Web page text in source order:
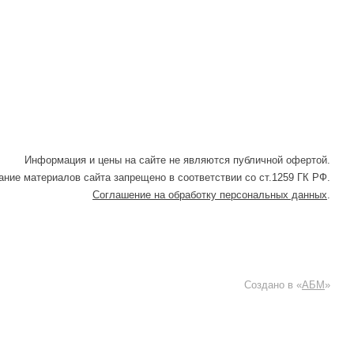
Информация и цены на сайте не являются публичной офертой.
материалов сайта запрещено в соответствии со ст.1259 ГК РФ.
Соглашение на обработку персональных данных.
Создано в «АБМ »